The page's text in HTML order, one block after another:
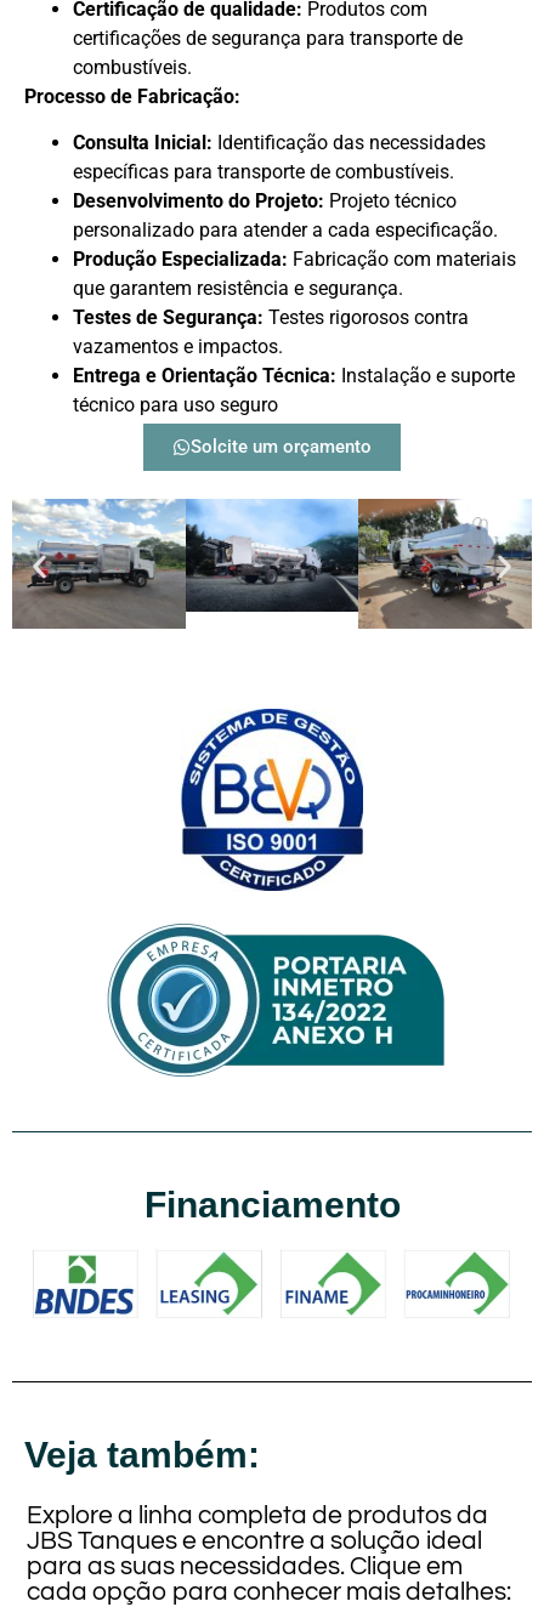
Certificação de qualidade: Produtos com
certificações de segurança para transporte de
combustíveis.
Processo de Fabricação:
Consulta Inicial: Identificação das necessidades
específicas para transporte de combustíveis.
Desenvolvimento do Projeto: Projeto técnico
personalizado para atender a cada especificação.
Produção Especializada: Fabricação com materiais
que garantem resistência e segurança.
Testes de Segurança: Testes rigorosos contra
vazamentos e impactos.
Entrega e Orientação Técnica: Instalação e suporte
técnico para uso seguro
Solcite um orçamento
Financiamento
Veja também:
Explore a linha completa de produtos da
JBS Tanques e encontre a solução ideal
para as suas necessidades. Clique em
cada opção para conhecer mais detalhes: